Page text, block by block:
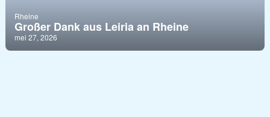
Rheine
Großer Dank aus Leiria an Rheine
mei 27, 2026